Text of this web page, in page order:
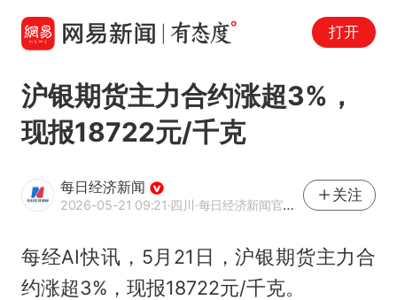
打开
沪银期货主力合约涨超3%，
现报18722元/千克
每日经济新闻
2026-05-21 09:21·四川·每日经济新闻官方网易号
关注
每经AI快讯，5月21日，沪银期货主力合
约涨超3%，现报18722元/千克。